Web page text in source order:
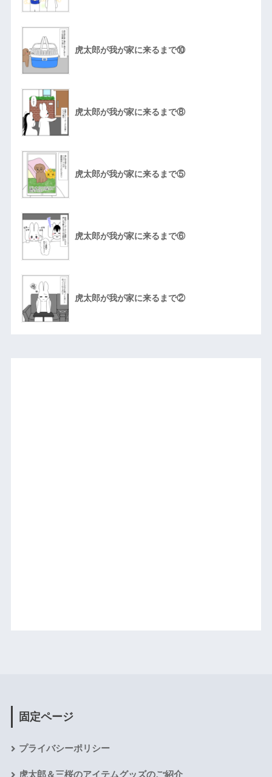
虎太郎が我が家に来るまで⑩
虎太郎が我が家に来るまで⑧
虎太郎が我が家に来るまで⑤
虎太郎が我が家に来るまで⑥
虎太郎が我が家に来るまで②
固定ページ
プライバシーポリシー
虎太郎＆三桜のアイテムグッズのご紹介